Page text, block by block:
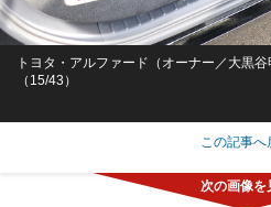
トヨタ・アルファード（オーナー／大黒
（15/43）
この記事へ